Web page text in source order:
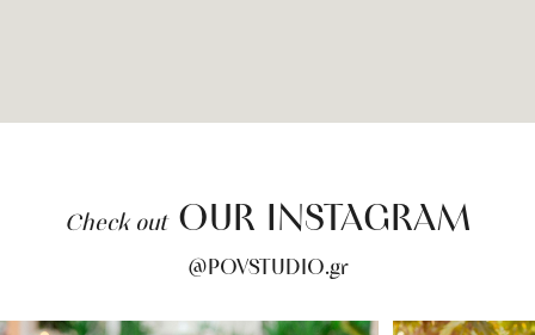
Check outOUR INSTAGRAM
@POVSTUDIO.gr